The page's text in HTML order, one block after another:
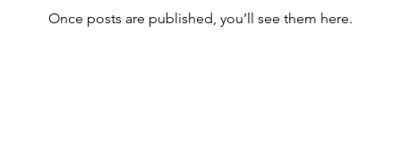
Once posts are published, you’ll see them here.